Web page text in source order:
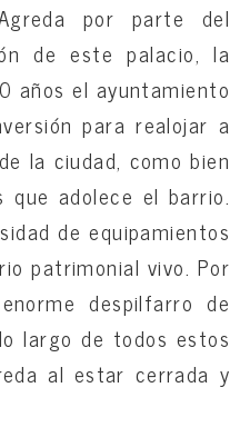
por parte del
de este palacio, la
años el ayuntamiento
para realojar a
la ciudad, como bien
que adolece el barrio.
de equipamientos
patrimonial vivo. Por
despilfarro de
largo de todos estos
al estar cerrada y